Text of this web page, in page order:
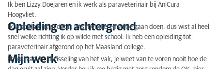
Ik ben Lizzy Doejaren en ik werk als paraveterinair bij AniCura
Hoogvliet.
Opleiding en achtergrond
Ik wist als kind al dat ik iets met dieren wilde gaan doen, dus wist al heel
snel welke richting ik op wilde met school. Ik heb een opleiding tot
paraveterinair afgerond op het Maasland college.
Mijn werk
Ik hou van de afwisseling van het vak, je weet van te voren nooit hoe de